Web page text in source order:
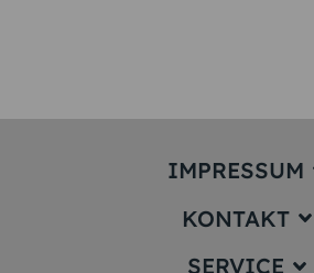
IMPRESSUM
Impressum
KONTAKT
service@karten-
SERVICE